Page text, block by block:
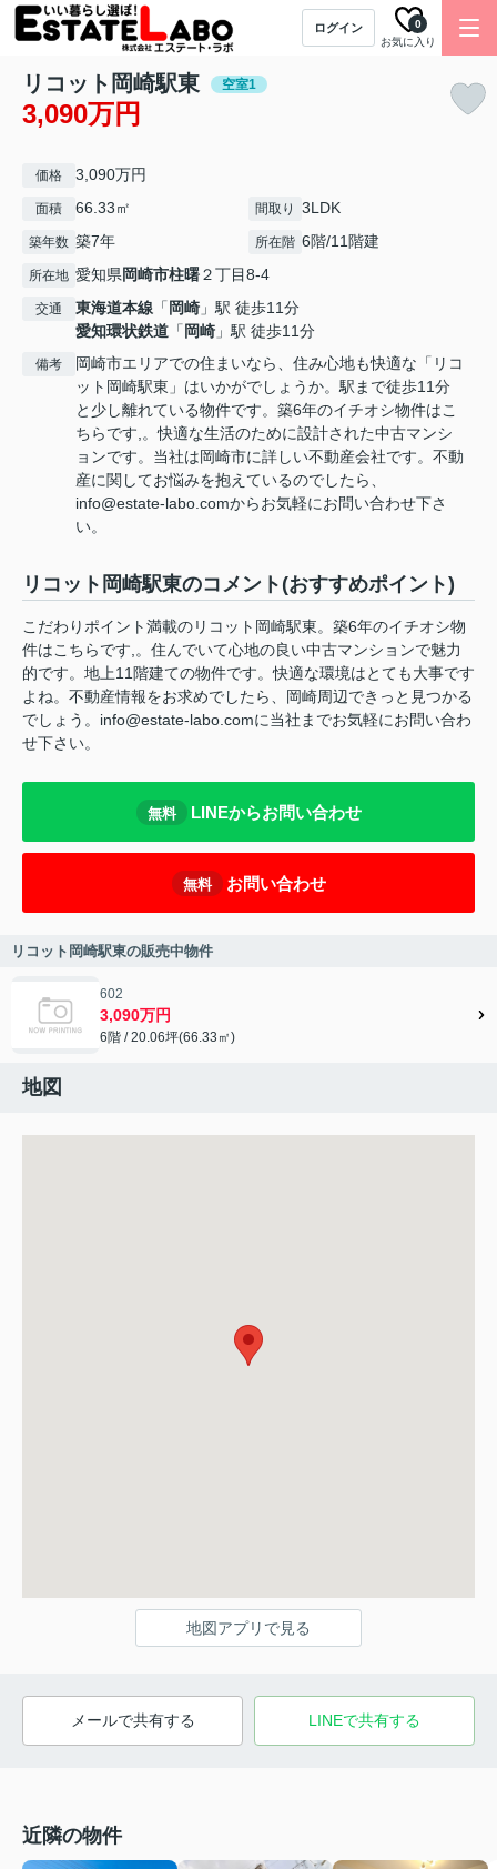
ログイン
お気に入り
0
リコット岡崎駅東 空室1
3,090万円
価格 3,090万円
面積 66.33㎡ 間取り 3LDK
築年数 築7年 所在階 6階/11階建
所在地 愛知県岡崎市柱曙２丁目8-4
交通 東海道本線 「 岡崎 」駅 徒歩11分
愛知環状鉄道 「 岡崎 」駅 徒歩11分
備考
岡崎市エリアでの住まいなら、住み心地も快適な「リコ
ット岡崎駅東」はいかがでしょうか。駅まで徒歩11分
と少し離れている物件です。築6年のイチオシ物件はこ
ちらです,。快適な生活のために設計された中古マンシ
ョンです。当社は岡崎市に詳しい不動産会社です。不動
産に関してお悩みを抱えているのでしたら、
info@estate-labo.comからお気軽にお問い合わせ下さ
い。
リコット岡崎駅東のコメント(おすすめポイント)
こだわりポイント満載のリコット岡崎駅東。築6年のイチオシ物
件はこちらです,。住んでいて心地の良い中古マンションで魅力
的です。地上11階建ての物件です。快適な環境はとても大事です
よね。不動産情報をお求めでしたら、岡崎周辺できっと見つかる
でしょう。info@estate-labo.comに当社までお気軽にお問い合わ
せ下さい。
無料 LINEからお問い合わせ
無料 お問い合わせ
リコット岡崎駅東の販売中物件
602
3,090万円
6階 / 20.06坪(66.33㎡)
地図
地図アプリで見る
メールで共有する LINEで共有する
近隣の物件